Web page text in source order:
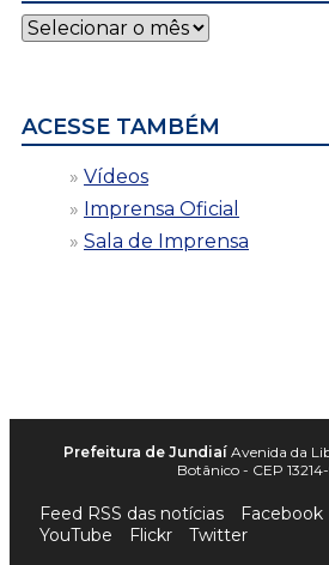
Notícias
por
ACESSE TAMBÉM
Vídeos
Imprensa Oficial
Sala de Imprensa
Prefeitura de Jundiaí Avenida da
Botânico - CEP
Feed RSS das notícias Facebook
YouTube
Flickr Twitter